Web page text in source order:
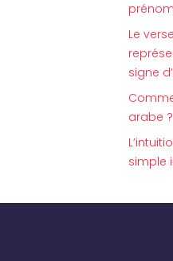
Le
signe
arabe ?
simple